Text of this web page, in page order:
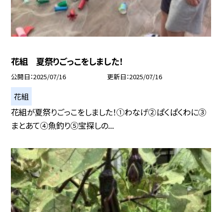
花組 夏祭りごっこをしました！
公開日 2025/07/16 更新日 2025/07/16
花組
花組が夏祭りごっこをしました！①わなげ②ぱくぱくわに③
まとあて④魚釣り⑤宝探しの...